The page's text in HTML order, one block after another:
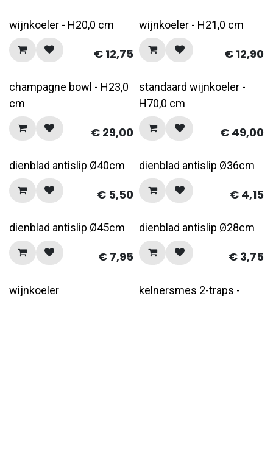
wijnkoeler - H20,0 cm
€ 12,75
wijnkoeler - H21,0 cm
€ 12,90
champagne bowl - H23,0
cm
€ 29,00
standaard wijnkoeler -
H70,0 cm
€ 49,00
dienblad antislip Ø40cm
€ 5,50
dienblad antislip Ø36cm
€ 4,15
dienblad antislip Ø45cm
€ 7,95
dienblad antislip Ø28cm
€ 3,75
wijnkoeler
kelnersmes 2-traps -